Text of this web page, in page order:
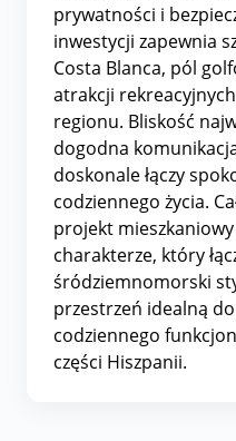
prywatności i
inwestycji zapewnia
Costa Blanca, pól
atrakcji
regionu. Bliskość
dogodna
doskonale łączy
codziennego życia.
projekt
charakterze, który
śródziemnomorski
przestrzeń idealną
codziennego
części Hiszpanii.